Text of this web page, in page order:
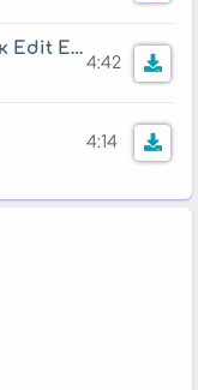
Taking You Back (Афроджек Edit Extended)
4:42
4:14